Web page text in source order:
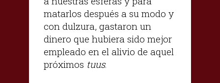
matarlos después a su modo y
con dulzura, gastaron un
dinero que hubiera sido mejor
empleado en el alivio de aquel
próximos tuus.